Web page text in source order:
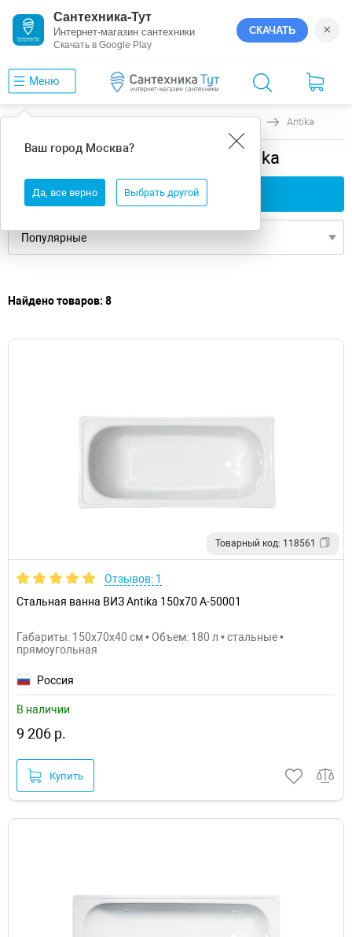
Сантехника-Тут
Интернет-магазин сантехники
Скачать в Google Play
СКАЧАТЬ ×
Меню
Ваш город Москва?
Да, все верно Выбрать другой
Antika
универсальная ванны ВИЗ Antika
Применить фильтры
Найдено товаров: 8
Товарный код: 118561
Отзывов: 1
Стальная ванна ВИЗ Antika 150x70 A-50001
Габариты: 150x70x40 см • Объем: 180 л • стальные •
прямоугольная
Россия
В наличии
9 206 р.
Купить